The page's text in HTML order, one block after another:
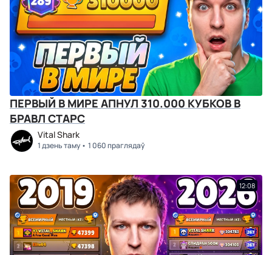
ПЕРВЫЙ В МИРЕ АПНУЛ 310.000 КУБКОВ В
БРАВЛ СТАРС
Vital Shark
1 дзень таму 1 060 праглядаў
12:08